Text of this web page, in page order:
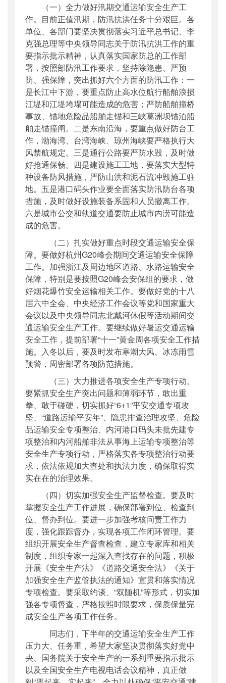
（一）全力做好汛期交通运输安全生产工
作。目前正值汛期，防汛抗洪任务十分艰巨。各
单位、各部门要坚决贯彻落实习近平总书记、李
克强总理等中央领导同志关于防汛抗洪工作的重
要指示批示精神，认真落实国家防总的工作部
署，按照部防汛工作要求，坚持除隐患、严预
防、强保障，突出抓好六个方面的防汛工作：一
是长江中下游，要重点防止高水位航行船舶浪损
江堤和江堤垮塌可能造成的危害；严防船舶撞桥
事故、锚地危险品船舶走锚和三峡葛洲坝锚泊船
舶走锚撞闸。二是东南沿海，要重点做好防台工
作，渤海湾、台湾海峡、琼州海峡要严格执行大
风禁航规定。三是通行公路要严防水毁，及时做
好抢通保畅。四是建设施工工地，要落实大型特
种设备防风措施，严防山洪和泥石流冲毁施工驻
地。五是港口码头作业要全面落实防汛防台各项
措施，及时做好设施装备系固和人员撤离工作。
六是城市公交和轨道交通要防止城市内涝可能造
成的危害。
（二）扎实做好重点时段交通运输安全保
障。要做好杭州G20峰会期间交通运输安全保障
工作。加强浙江及周边地区道路、水路运输安全
保障，特别是要按照G20峰会安保组的要求，做
好烟花爆竹安全运输相关工作。要做好党的十八
届六中全会、中央经济工作会议等党和国家重大
会议以及中央领导同志北戴河休假等活动期间交
通运输安全生产工作。要继续做好暑运交通运输
安全工作，提前部署“十一”黄金周各项安全工作措
施。入冬以后，要及时发布寒潮大风、冰冻雨雪
预警，周密部署各项防范措施。
（三）大力推进各项安全生产专项行动。
要紧抓安全生产突出问题和薄弱环节，敢出重
拳、敢于碰硬，切实抓好“6+1”平安交通专项攻
坚、“道路运输平安年”、隐患排查治理攻坚、危险
品运输安全专项整治、内河港口码头未批先建专
项整治和内河船舶非法从事海上运输专项整治等
安全生产专项行动，严格落实各专项整治行动要
求，依法依规加大查处和执法力度，确保取得实
实在在的治理效果。
（四）切实加强安全生产监督检查。要及时
掌握安全生产工作进展，确保部署到位、检查到
位、督办到位。要进一步加强考核问责工作力
度，强化跟踪督办，实现各项工作闭环管理。要
组织开展安全生产督查检查，建立专家库和相关
制度，组织专家一起深入查找存在的问题，积极
开展《安全生产法》《道路交通安全法》《关于
加强安全生产监管执法的通知》宣贯和落实情况
专项检查。要采取约谈、“双随机”等形式，切实加
强各专项督查，严格按照时限要求，保质保量完
成安全生产各项工作任务。
同志们，下半年的交通运输安全生产工作
压力大、任务重，希望大家坚决贯彻落实好党中
央、国务院关于安全生产的一系列重要指示批示
以及全国安全生产电视电话会议精神，真正做